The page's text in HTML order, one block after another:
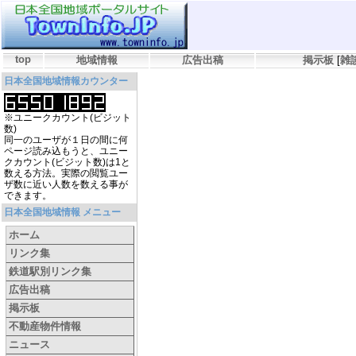
top 地域情報 広告出稿 掲示板 [雑
日本全国地域情報カウンター
※ユニークカウント(ビジット
数)
同一のユーザが１日の間に何
ページ読み込もうと、ユニー
クカウント(ビジット数)は1と
数える方法。実際の閲覧ユー
ザ数に近い人数を数える事が
できます。
日本全国地域情報 メニュー
ホーム
リンク集
鉄道駅別リンク集
広告出稿
掲示板
不動産物件情報
ニュース